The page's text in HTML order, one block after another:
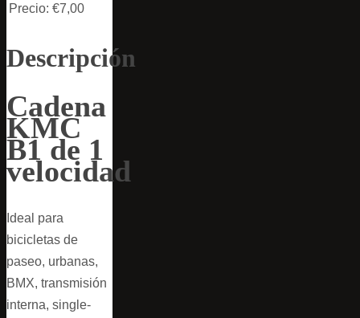
Precio: €7,00
Descripción
Cadena
KMC
B1 de 1
velocidad
Ideal para
bicicletas de
paseo, urbanas,
BMX, transmisión
interna, single-